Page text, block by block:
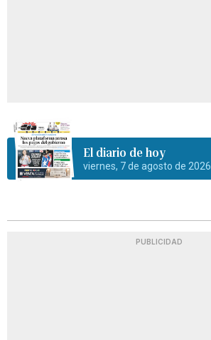
El diario de hoy
viernes, 7 de agosto de 2026
PUBLICIDAD